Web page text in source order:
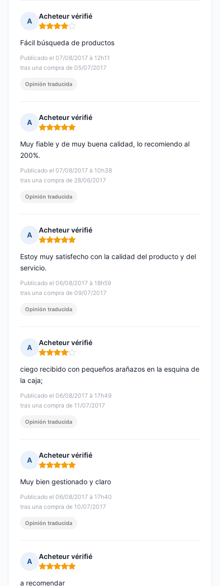
A
Acheteur vérifié
Nota: 4 de 5
Publicado el 07/08/2017 à 12h11
tras una compra de 05/07/2017
Fácil búsqueda de productos
Opinión traducida
A
Acheteur vérifié
Nota: 5 de 5
Publicado el 07/08/2017 à 10h38
tras una compra de 28/06/2017
Muy fiable y de muy buena calidad, lo recomiendo al
200%.
Opinión traducida
A
Acheteur vérifié
Nota: 5 de 5
Publicado el 06/08/2017 à 18h59
tras una compra de 09/07/2017
Estoy muy satisfecho con la calidad del producto y del
servicio.
Opinión traducida
A
Acheteur vérifié
Nota: 4 de 5
Publicado el 06/08/2017 à 17h49
tras una compra de 11/07/2017
ciego recibido con pequeños arañazos en la esquina de
la caja;
Opinión traducida
A
Acheteur vérifié
Nota: 5 de 5
Publicado el 06/08/2017 à 17h40
tras una compra de 10/07/2017
Muy bien gestionado y claro
Opinión traducida
A
Acheteur vérifié
Nota: 5 de 5
a recomendar